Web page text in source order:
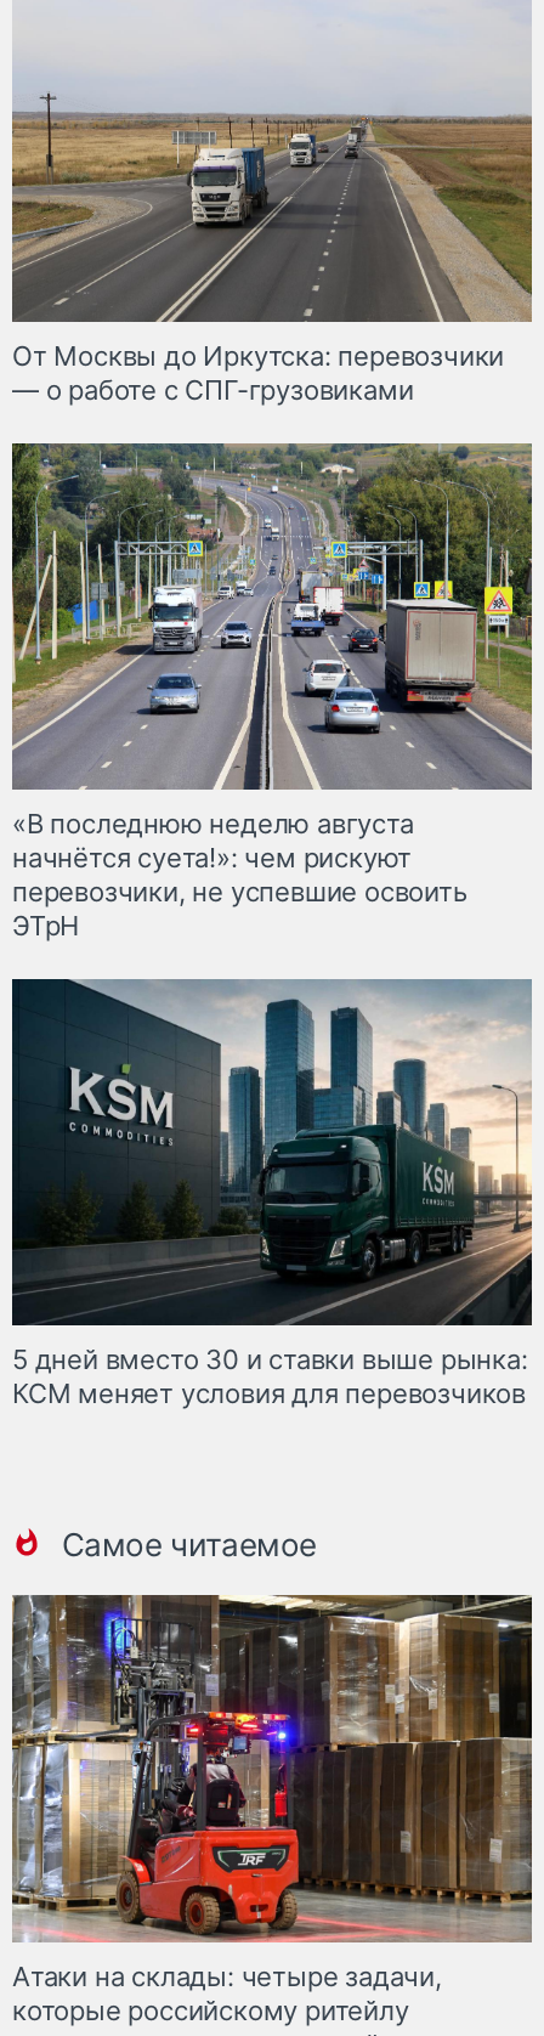
От Москвы до Иркутска: перевозчики
— о работе с СПГ-грузовиками
«В последнюю неделю августа
начнётся суета!»: чем рискуют
перевозчики, не успевшие освоить
ЭТрН
5 дней вместо 30 и ставки выше рынка:
КСМ меняет условия для перевозчиков
Самое читаемое
Атаки на склады: четыре задачи,
которые российскому ритейлу